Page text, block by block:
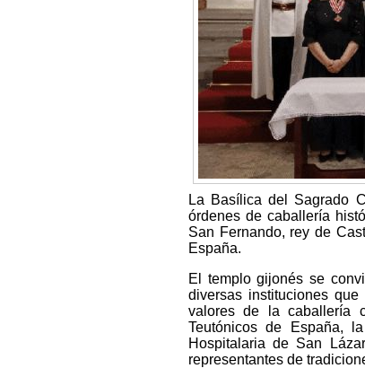
La Basílica del Sagrado
órdenes de caballería
San Fernando, rey de
España.
El templo gijonés se
diversas instituciones
valores de la caballería
Teutónicos de España,
Hospitalaria de San
representantes de